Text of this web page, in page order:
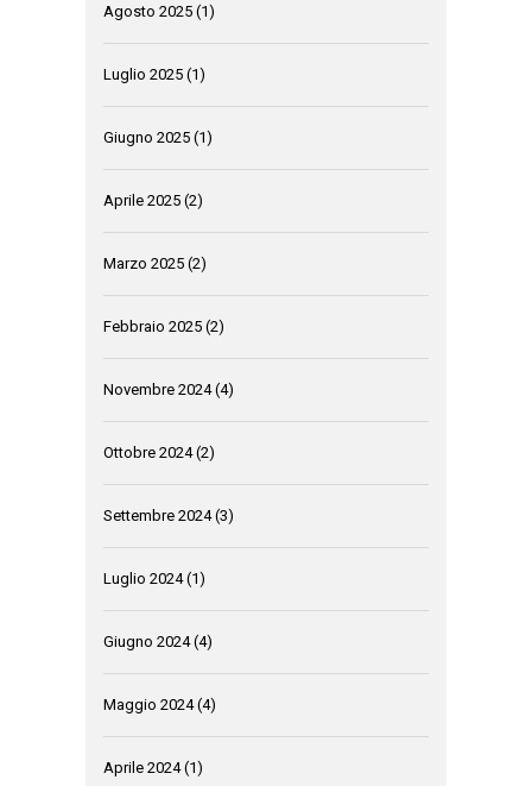
Agosto 2025 (1)
Luglio 2025 (1)
Giugno 2025 (1)
Aprile 2025 (2)
Marzo 2025 (2)
Febbraio 2025 (2)
Novembre 2024(4)
Ottobre 2024(2)
Settembre 2024(3)
Luglio 2024(1)
Giugno 2024(4)
Maggio 2024(4)
Aprile 2024(1)